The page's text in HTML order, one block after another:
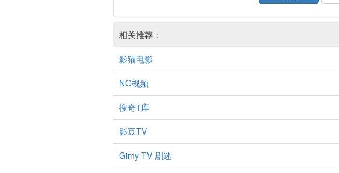
相关推荐：
影猫电影
NO视频
搜奇1库
影豆TV
Gimy TV 剧迷